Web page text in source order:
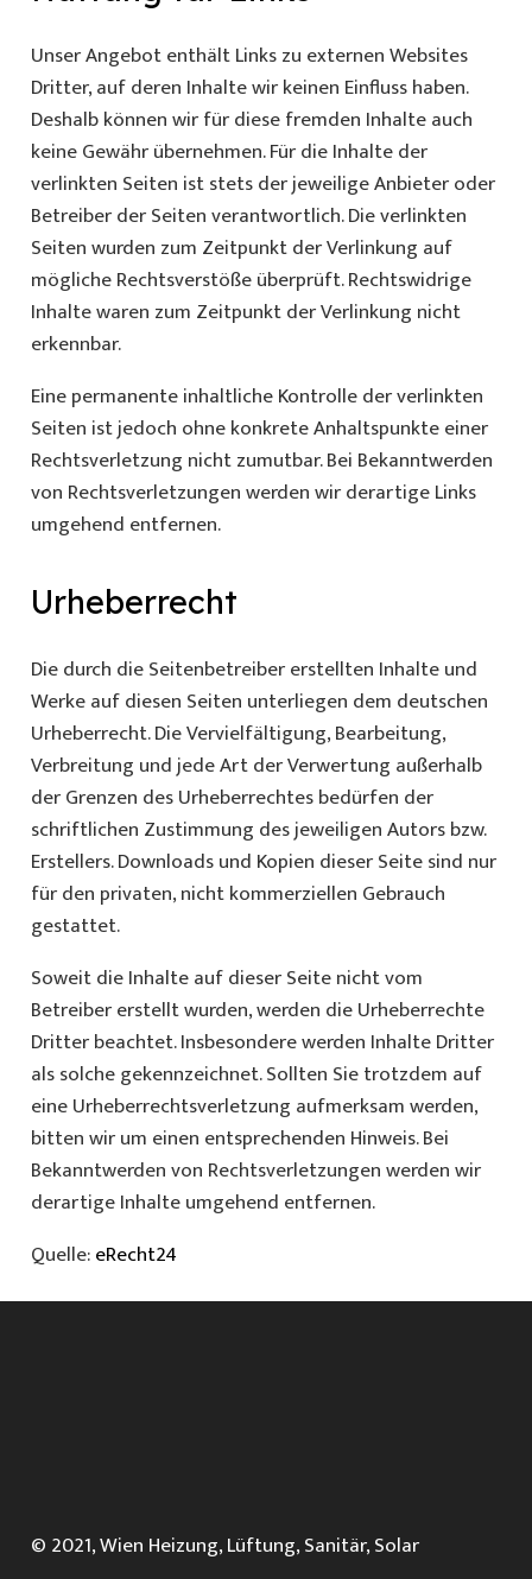
Unser Angebot enthält Links zu externen Websites
Dritter, auf deren Inhalte wir keinen Einfluss haben.
Deshalb können wir für diese fremden Inhalte auch
keine Gewähr übernehmen. Für die Inhalte der
verlinkten Seiten ist stets der jeweilige Anbieter oder
Betreiber der Seiten verantwortlich. Die verlinkten
Seiten wurden zum Zeitpunkt der Verlinkung auf
mögliche Rechtsverstöße überprüft. Rechtswidrige
Inhalte waren zum Zeitpunkt der Verlinkung nicht
erkennbar.
Eine permanente inhaltliche Kontrolle der verlinkten
Seiten ist jedoch ohne konkrete Anhaltspunkte einer
Rechtsverletzung nicht zumutbar. Bei Bekanntwerden
von Rechtsverletzungen werden wir derartige Links
umgehend entfernen.
Urheberrecht
Die durch die Seitenbetreiber erstellten Inhalte und
Werke auf diesen Seiten unterliegen dem deutschen
Urheberrecht. Die Vervielfältigung, Bearbeitung,
Verbreitung und jede Art der Verwertung außerhalb
der Grenzen des Urheberrechtes bedürfen der
schriftlichen Zustimmung des jeweiligen Autors bzw.
Erstellers. Downloads und Kopien dieser Seite sind nur
für den privaten, nicht kommerziellen Gebrauch
gestattet.
Soweit die Inhalte auf dieser Seite nicht vom
Betreiber erstellt wurden, werden die Urheberrechte
Dritter beachtet. Insbesondere werden Inhalte Dritter
als solche gekennzeichnet. Sollten Sie trotzdem auf
eine Urheberrechtsverletzung aufmerksam werden,
bitten wir um einen entsprechenden Hinweis. Bei
Bekanntwerden von Rechtsverletzungen werden wir
derartige Inhalte umgehend entfernen.
Quelle:eRecht24
© 2021, Wien Heizung, Lüftung, Sanitär, Solar